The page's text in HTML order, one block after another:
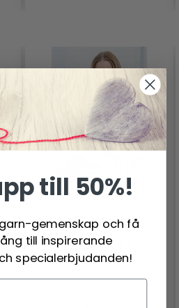
235-39 CHRISTMAS
TIME SWEATER BY
DROPS DESIGN
331.00 SEK
till 50%!
gemenskap och få
till inspirerande
specialerbjudanden!